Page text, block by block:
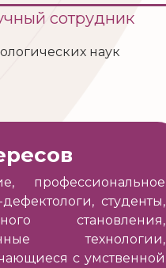
сотрудник
наук
профессиональное
студенты,
становления,
технологии,
с умственной